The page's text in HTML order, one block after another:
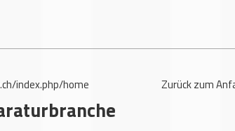
index.php/home Zurückzum